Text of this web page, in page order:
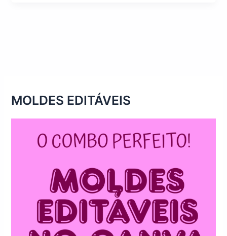
MOLDES EDITÁVEIS